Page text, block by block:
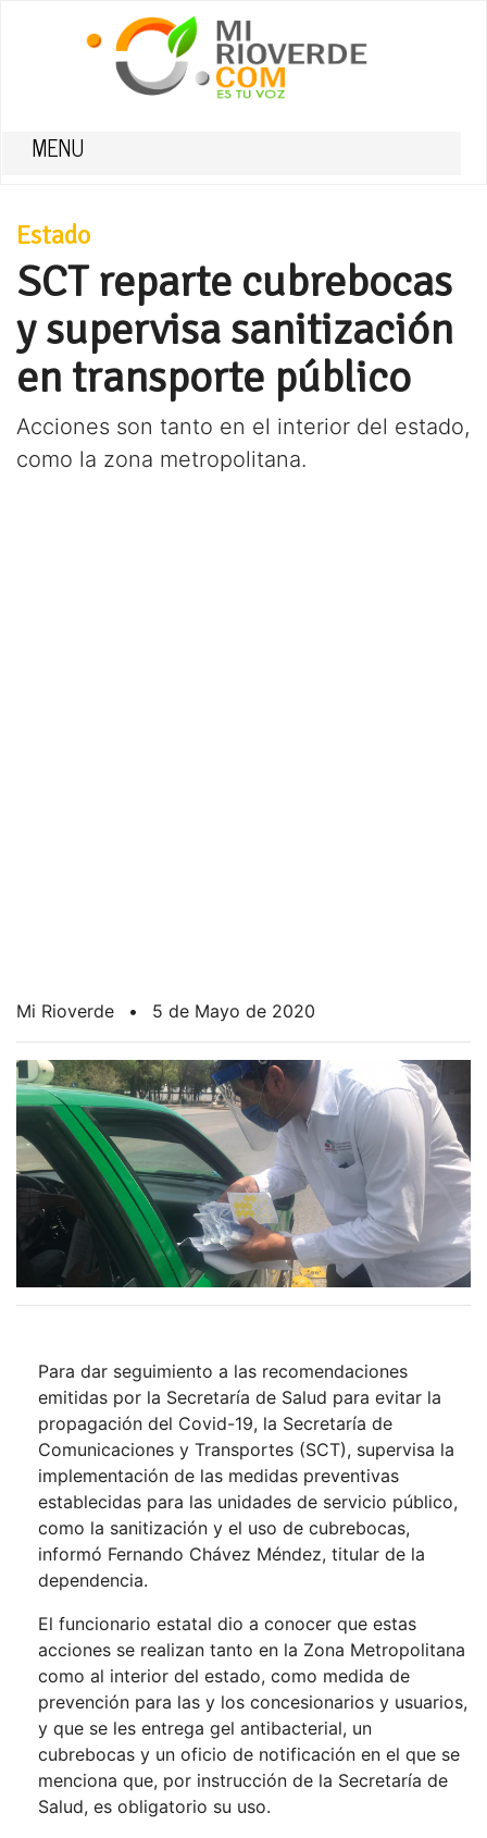
MENU
Estado
SCT reparte cubrebocas
y supervisa sanitización
en transporte público
Acciones son tanto en el interior del estado,
como la zona metropolitana.
Mi Rioverde • 5 de Mayo de 2020
Para dar seguimiento a las recomendaciones
emitidas por la Secretaría de Salud para evitar la
propagación del Covid-19, la Secretaría de
Comunicaciones y Transportes (SCT), supervisa la
implementación de las medidas preventivas
establecidas para las unidades de servicio público,
como la sanitización y el uso de cubrebocas,
informó Fernando Chávez Méndez, titular de la
dependencia.
El funcionario estatal dio a conocer que estas
acciones se realizan tanto en la Zona Metropolitana
como al interior del estado, como medida de
prevención para las y los concesionarios y usuarios,
y que se les entrega gel antibacterial, un
cubrebocas y un oficio de notificación en el que se
menciona que, por instrucción de la Secretaría de
Salud, es obligatorio su uso.